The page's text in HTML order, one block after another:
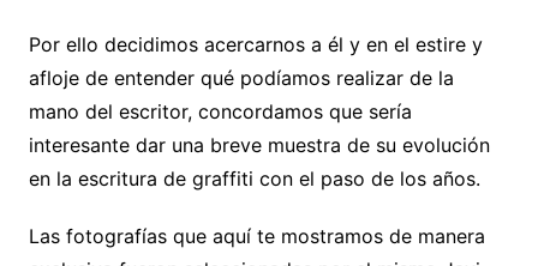
Por ello decidimos acercarnos a él y en el estire y
afloje de entender qué podíamos realizar de la
mano del escritor, concordamos que sería
interesante dar una breve muestra de su evolución
en la escritura de graffiti con el paso de los años.
Las fotografías que aquí te mostramos de manera